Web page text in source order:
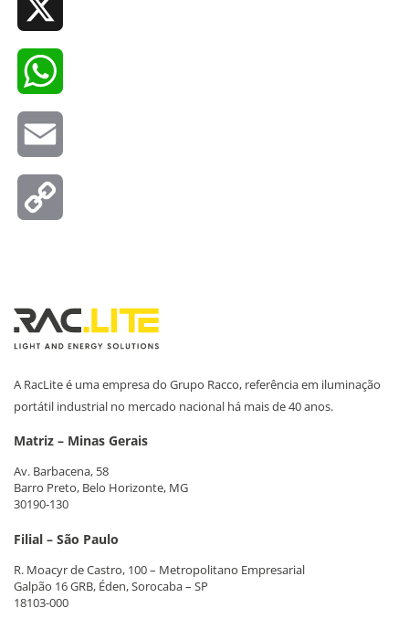
A RacLite é uma empresa do Grupo Racco, referência em iluminação
portátil industrial no mercado nacional há mais de 40 anos.
Matriz – Minas Gerais
Av. Barbacena, 58
Barro Preto, Belo Horizonte, MG
30190-130
Filial – São Paulo
R. Moacyr de Castro, 100 – Metropolitano Empresarial
Galpão 16 GRB, Éden, Sorocaba – SP
18103-000